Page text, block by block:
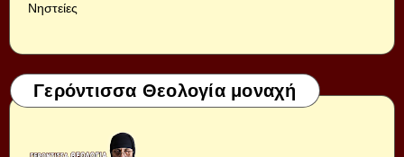
Νηστείες
Γερόντισσα Θεολογία μοναχή